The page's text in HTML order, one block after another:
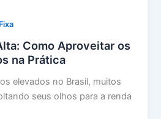
Como Aproveitar os
na Prática
elevados no Brasil, muitos
seus olhos para a renda